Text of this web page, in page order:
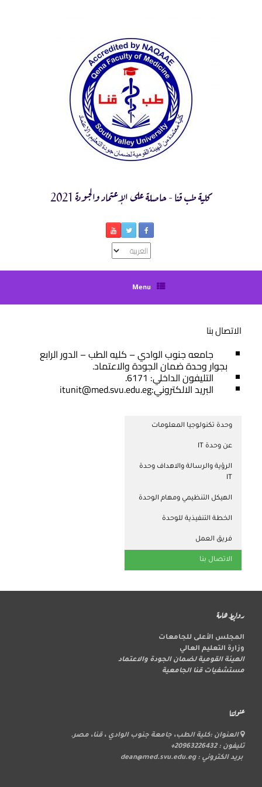
كلية طب قنا - حاصلة على الإعتماد والجودة 2021
اختر
لغة
Menu
الاتصال بنا
جامعه جنوب الوادي – كليه الطب – الدور الرابع
بجوار وحدة ضمان الجودة والاعتماد.
التليفون الداخلي: 6171.
البريد الالكتروني:itunit@med.svu.edu.eg
وحدة تكنولوجيا المعلومات
عن وحدة IT
الرؤية والرسالة والاهداف وحدة
IT
الهيكل التنظيمي ومهام الوحدة
الخطة التنفيذية للوحدة
فريق العمل
الاتصال بنا
روابط هامة
المجلس الأعلى للجامعات
وزارة التعليم العالي
الهيئة القومية لضمان الجودة والاعتماد
مستشفيات قنا الجامعية
عنواننا
العنوان :كلية الطب، جامعة جنوب الوادي ، قنا، مصر.
تليفون : 20963226432+
بريد الكتروني : dean@med.svu.edu.eg